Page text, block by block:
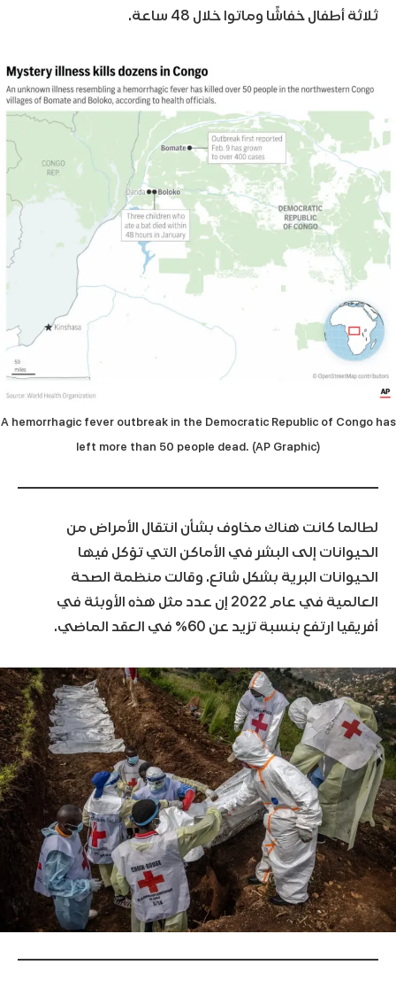
ثلاثة أطفال خفاشًا وماتوا خلال 48 ساعة.
A hemorrhagic fever outbreak in the Democratic Republic of Congo has
left more than 50 people dead. (AP Graphic)
لطالما كانت هناك مخاوف بشأن انتقال الأمراض من
الحيوانات إلى البشر في الأماكن التي تؤكل فيها
الحيوانات البرية بشكل شائع. وقالت منظمة الصحة
العالمية في عام 2022 إن عدد مثل هذه الأوبئة في
أفريقيا ارتفع بنسبة تزيد عن 60٪ في العقد الماضي.